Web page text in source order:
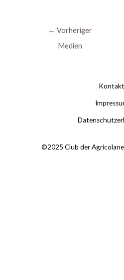
← Vorheriger
Medien
Kontakt
©2025 Club der